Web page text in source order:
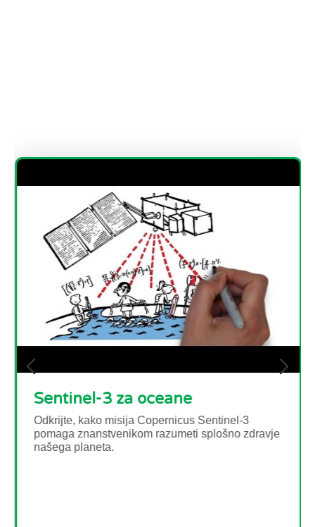
3 za oceane
kako misija Copernicus Sentinel-3
razumeti splošno zdravje